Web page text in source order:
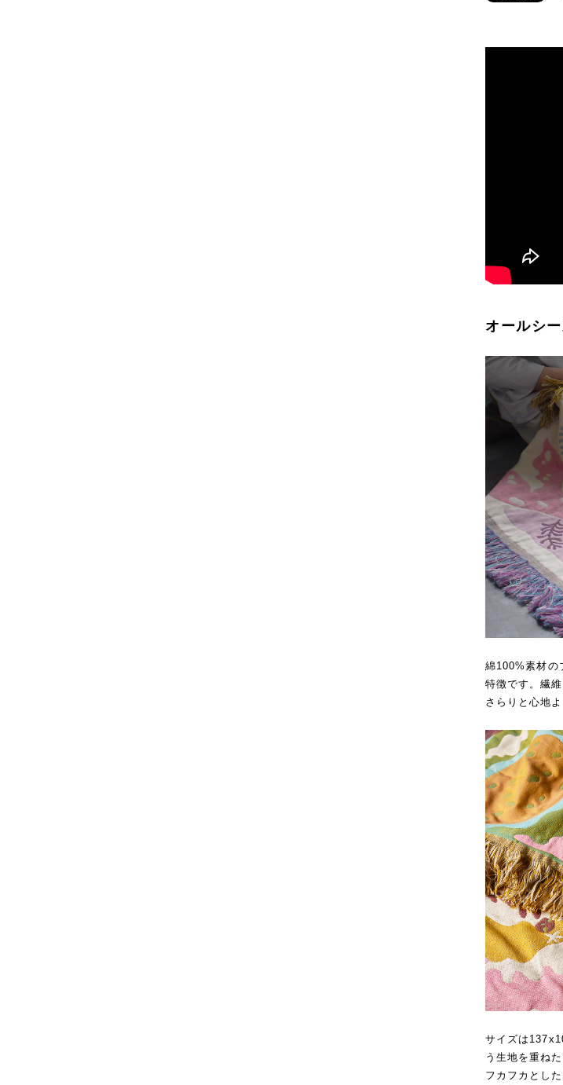
オールシ
綿100%素材の
特徴です。繊
さらりと心地
サイズは
う生地を重ね
フカフカとし